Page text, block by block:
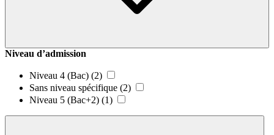
Niveau d’admission
Niveau 4 (Bac) (2)
Sans niveau spécifique (2)
Niveau 5 (Bac+2) (1)